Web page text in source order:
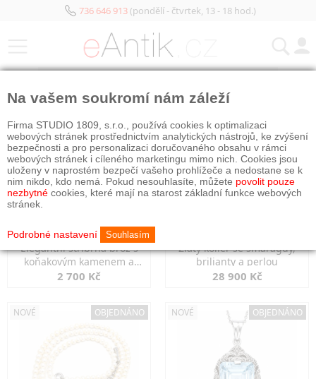
736 646 913(pondělí - čtvrtek, 13 - 18 hod.)
Elegantní stříbrná brož s
koňakovým kamenem a
markazity
2 700 Kč
Zlatý kolier se smaragdy,
brilianty a perlou
28 900 Kč
NOVÉ OBJEDNÁNO NOVÉ OBJEDNÁNO
Na vašem soukromí nám záleží
Firma STUDIO 1809, s.r.o., používá cookies k optimalizaci
webových stránek prostřednictvím analytických nástrojů, ke zvýšení
bezpečnosti a pro personalizaci doručovaného obsahu v rámci
webových stránek i cíleného marketingu mimo nich. Cookies jsou
uloženy v naprostém bezpečí vašeho prohlížeče a nedostane se k
nim nikdo, kdo nemá. Pokud nesouhlasíte, můžete povolit pouze
nezbytné cookies, které mají na starost základní funkce webových
stránek.
Podrobné nastavení Souhlasím